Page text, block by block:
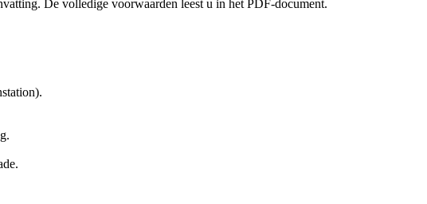
De volledige voorwaarden leest u in het PDF-document.